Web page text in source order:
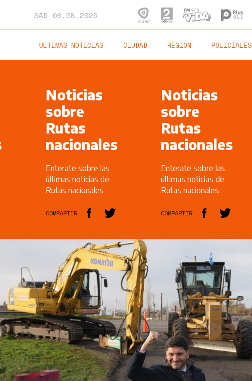
SÁB 08.08.2026
ÚLTIMAS NOTICIAS CIUDAD REGIÓN POLICIALES
Noticias
sobre
Rutas
nacionales
Enterate sobre las
últimas noticias de
Rutas nacionales
COMPARTIR
Noticias
sobre
Rutas
nacionales
Enterate sobre las
últimas noticias de
Rutas nacionales
COMPARTIR